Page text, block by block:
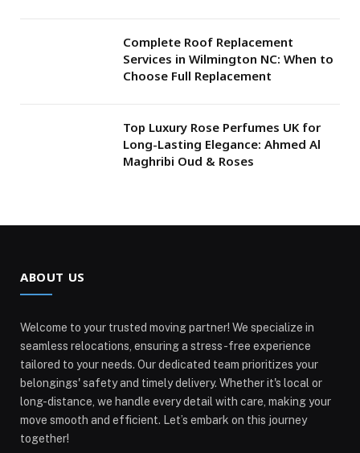
Complete Roof Replacement
Services in Wilmington NC: When to
Choose Full Replacement
Top Luxury Rose Perfumes UK for
Long-Lasting Elegance: Ahmed Al
Maghribi Oud & Roses
ABOUT US
Welcome to your trusted moving partner! We specialize in
seamless relocations, ensuring a stress-free experience
tailored to your needs. Our dedicated team prioritizes your
belongings' safety and timely delivery. Whether it's local or
long-distance, we handle every detail with care, making your
move smooth and efficient. Let’s embark on this journey
together!